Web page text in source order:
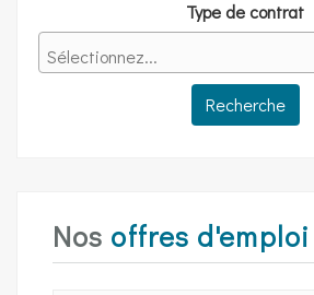
Type de contrat
Nos offres d'emploi